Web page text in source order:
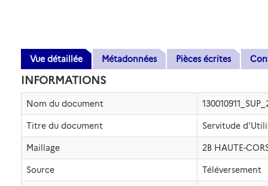
Vue détaillée Métadonnées Pièces écrites
INFORMATIONS
Nom du document
Titre du document Servitude
Maillage 2B HAUTE-
Source Téléversement